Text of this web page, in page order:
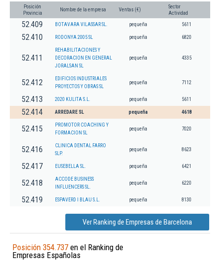
Posición
Provincia
Nombre de la empresa Ventas (€)
Sector
Actividad
52.409 BOTAVARA VILASSAR SL. pequeña 5611
52.410 RODONYA 2005 SL pequeña 6820
52.411
REHABILITACIONES Y
DECORACION EN GENERAL
JORALSAN SL
pequeña 4335
52.412
EDIFICIOS INDUSTRIALES
PROYECTOS Y OBRAS SL
pequeña 7112
52.413 2020 KULITA S.L. pequeña 5611
52.414 ARREDARE SL pequeña 4618
52.415
PROMOTOR COACHING Y
FORMACION SL
pequeña 7020
52.416
CLINICA DENTAL FARRO
SLP.
pequeña 8623
52.417 EUSEBELLA SL. pequeña 6421
52.418
ACCODE BUSINESS
INFLUENCERS SL.
pequeña 6220
52.419 ESPAVERD I BLAU S.L. pequeña 8130
Ver Ranking de Empresas de Barcelona
Posición 354.737 en el Ranking de
Empresas Españolas